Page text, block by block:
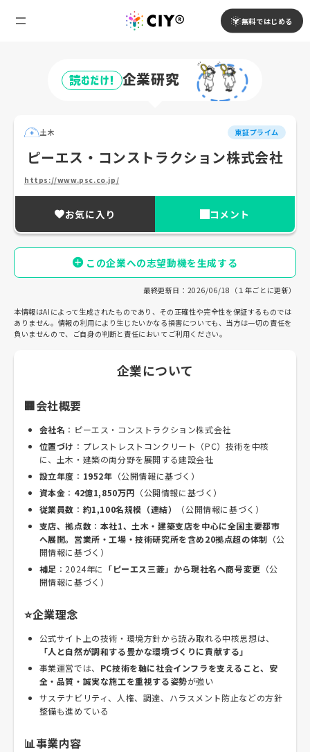
無料ではじめる
読むだけ! 企業研究
土木 東証プライム
ピーエス・コンストラクション株式会社
https://www.psc.co.jp/
お気に入り コメント
この企業への志望動機を生成する
最終更新日：2026/06/18（１年ごとに更新）
本情報はAIによって生成されたものであり、その正確性や完全性を保証するものでは
ありません。情報の利用により生じたいかなる損害についても、当方は一切の責任を
負いませんので、ご自身の判断と責任においてご利用ください。
企業について
🏢会社概要
会社名 ：ピーエス・コンストラクション株式会社
位置づけ ：プレストレストコンクリート（PC）技術を中核
に、土木・建築の両分野を展開する建設会社
設立年度 ： 1952年 （公開情報に基づく）
資本金 ： 42億1,850万円 （公開情報に基づく）
従業員数 ： 約1,100名規模（連結）
（公開情報に基づく）
支店、拠点数 ： 本社1、土木・建築支店を中心に全国主要都市
へ展開。営業所・工場・技術研究所を含め20拠点超の体制 （公
開情報に基づく）
補足 ：2024年に 「ピーエス三菱」から現社名へ商号変更 （公
開情報に基づく）
⭐企業理念
公式サイト上の技術・環境方針から読み取れる中核思想は、
「人と自然が調和する豊かな環境づくりに貢献する」
事業運営では、 PC技術を軸に社会インフラを支えること、安
全・品質・誠実な施工を重視する姿勢が強い
サステナビリティ、人権、調達、ハラスメント防止などの方針
整備も進めている
📊事業内容